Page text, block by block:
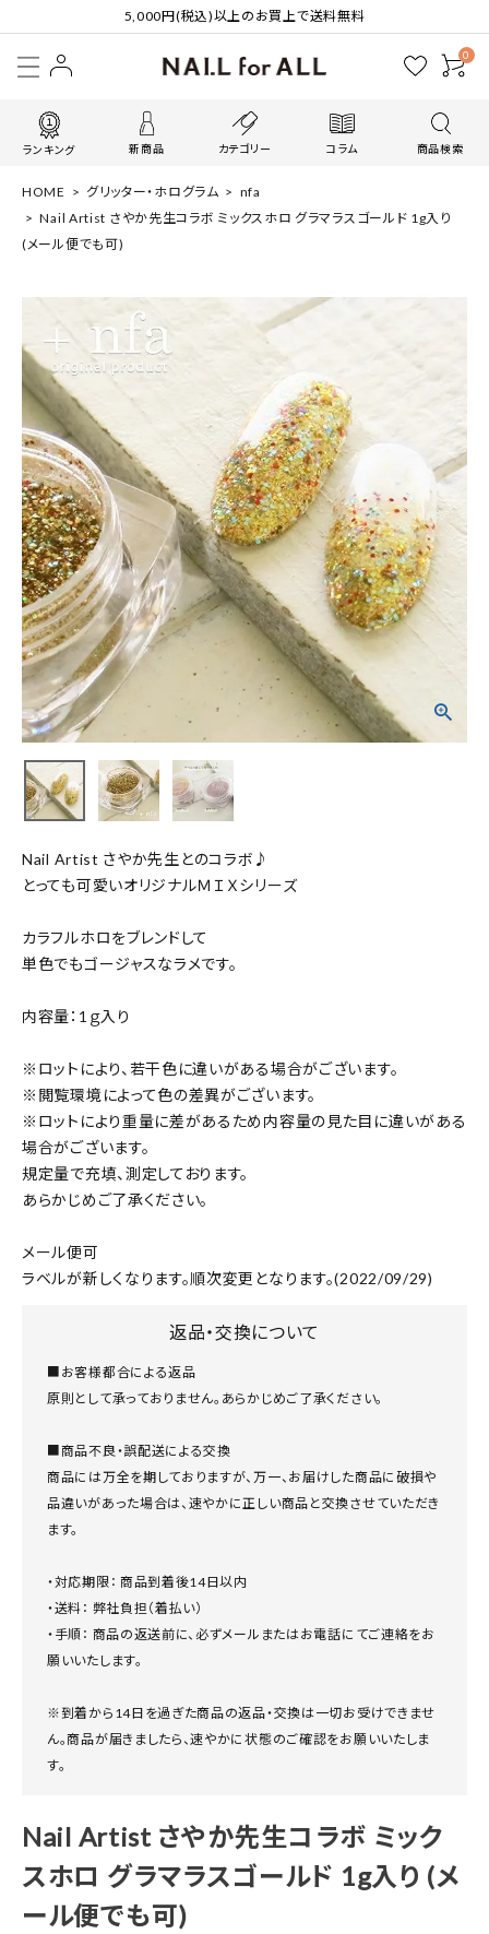
5,000円(税込)以上のお買上で送料無料
0
ランキング 新商品 カテゴリー コラム 商品検索
HOME グリッター・ホログラム
nfa
Nail Artist さやか先生コラボ ミックスホロ グラマラスゴールド 1g入り
(メール便でも可)
Nail Artist さやか先生とのコラボ♪
とっても可愛いオリジナルＭＩＸシリーズ
カラフルホロをブレンドして
単色でもゴージャスなラメです。
内容量：1ｇ入り
※ロットにより、若干色に違いがある場合がございます。
※閲覧環境によって色の差異がございます。
※ロットにより重量に差があるため内容量の見た目に違いがある
場合がございます。
規定量で充填、測定しております。
あらかじめご了承ください。
メール便可
ラベルが新しくなります。順次変更となります。(2022/09/29)
返品・交換について
■お客様都合による返品
原則として承っておりません。あらかじめご了承ください。
■商品不良・誤配送による交換
商品には万全を期しておりますが、万一、お届けした商品に破損や
品違いがあった場合は、速やかに正しい商品と交換させていただき
ます。
・対応期限： 商品到着後14日以内
・送料： 弊社負担（着払い）
・手順： 商品の返送前に、必ずメールまたはお電話にてご連絡をお
願いいたします。
※到着から14日を過ぎた商品の返品・交換は一切お受けできませ
ん。商品が届きましたら、速やかに状態のご確認をお願いいたしま
す。
Nail Artist さやか先生コラボ ミック
スホロ グラマラスゴールド 1g入り (メ
ール便でも可)